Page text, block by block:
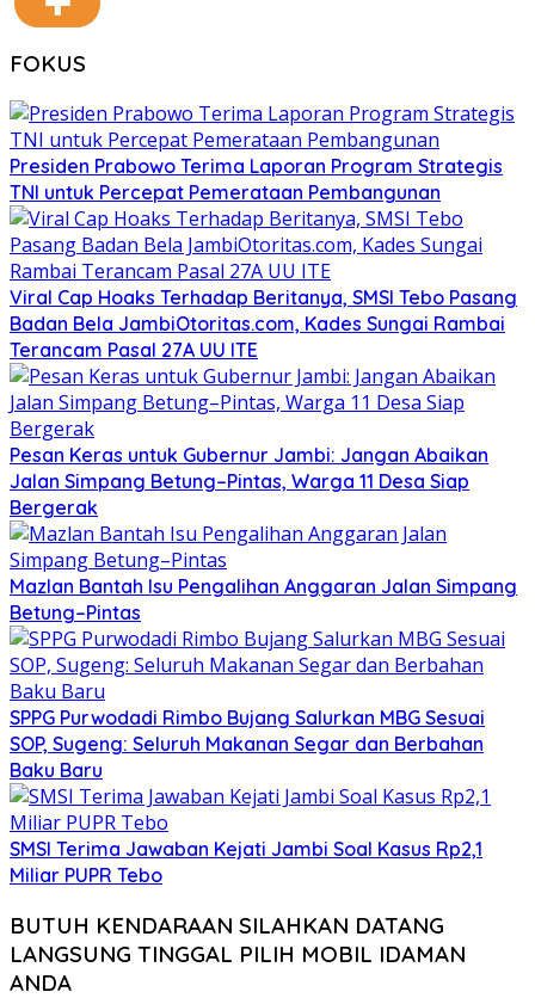
FOKUS
Presiden Prabowo Terima Laporan Program Strategis
TNI untuk Percepat Pemerataan Pembangunan
Viral Cap Hoaks Terhadap Beritanya, SMSI Tebo Pasang
Badan Bela JambiOtoritas.com, Kades Sungai Rambai
Terancam Pasal 27A UU ITE
Pesan Keras untuk Gubernur Jambi: Jangan Abaikan
Jalan Simpang Betung–Pintas, Warga 11 Desa Siap
Bergerak
Mazlan Bantah Isu Pengalihan Anggaran Jalan Simpang
Betung–Pintas
SPPG Purwodadi Rimbo Bujang Salurkan MBG Sesuai
SOP, Sugeng: Seluruh Makanan Segar dan Berbahan
Baku Baru
SMSI Terima Jawaban Kejati Jambi Soal Kasus Rp2,1
Miliar PUPR Tebo
BUTUH KENDARAAN SILAHKAN DATANG
LANGSUNG TINGGAL PILIH MOBIL IDAMAN
ANDA